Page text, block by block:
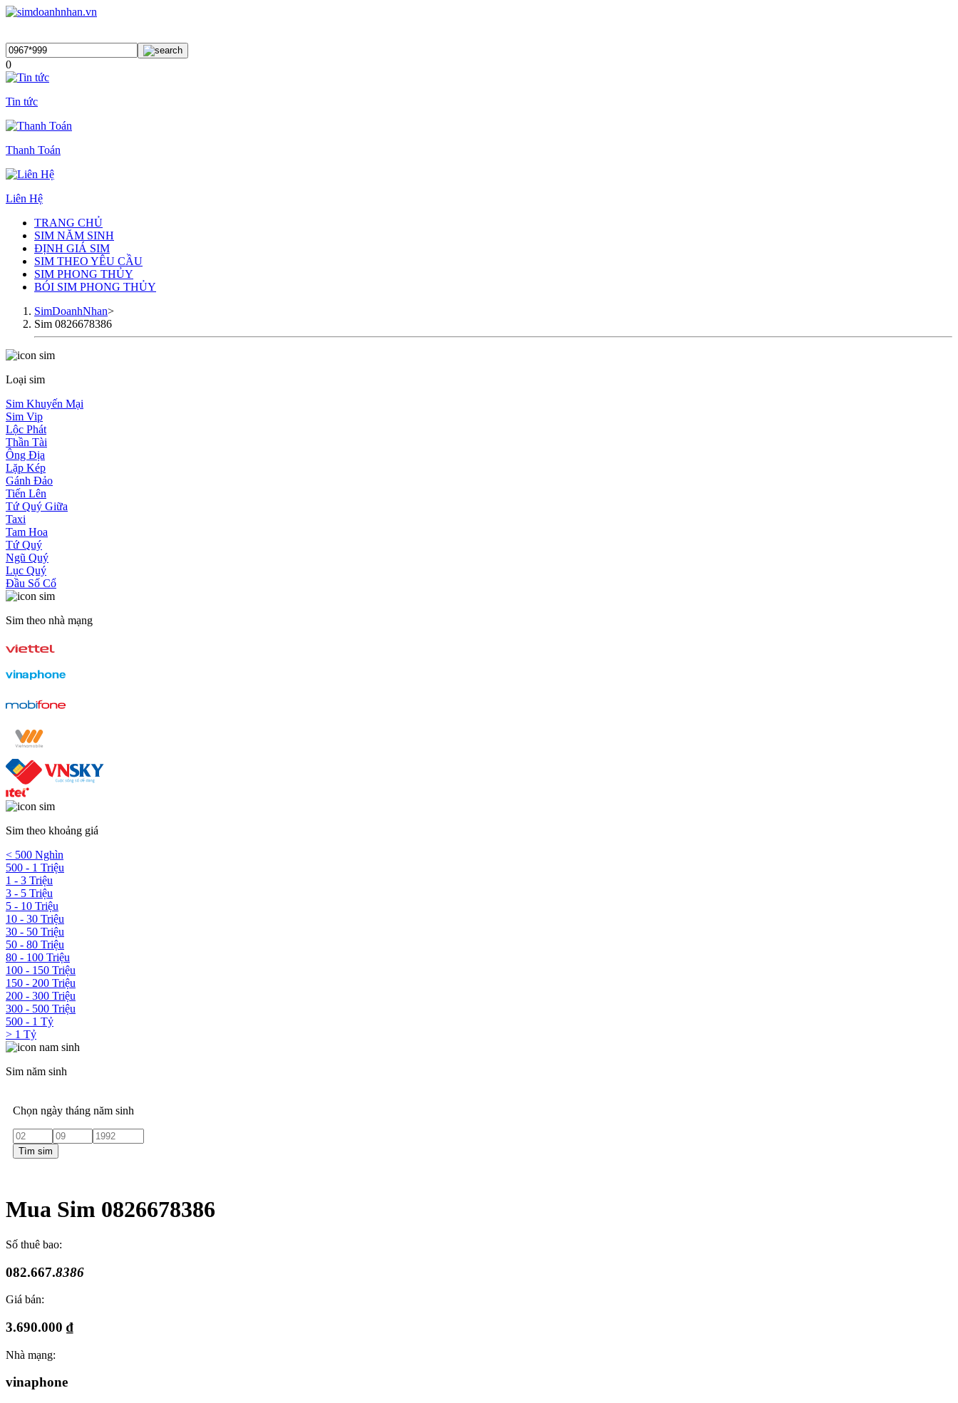
0
Tin tức
Thanh Toán
Liên Hệ
TRANG CHỦ
SIM NĂM SINH
ĐỊNH GIÁ SIM
SIM THEO YÊU CẦU
SIM PHONG THỦY
BÓI SIM PHONG THỦY
SimDoanhNhan>
Sim 0826678386
Loại sim
Sim Khuyến Mại
Sim Vip
Lộc Phát
Thần Tài
Ông Địa
Lặp Kép
Gánh Đảo
Tiến Lên
Tứ Quý Giữa
Taxi
Tam Hoa
Tứ Quý
Ngũ Quý
Lục Quý
Đầu Số Cổ
Sim theo nhà mạng
Sim theo khoảng giá
< 500 Nghìn
500 - 1 Triệu
1 - 3 Triệu
3 - 5 Triệu
5 - 10 Triệu
10 - 30 Triệu
30 - 50 Triệu
50 - 80 Triệu
80 - 100 Triệu
100 - 150 Triệu
150 - 200 Triệu
200 - 300 Triệu
300 - 500 Triệu
500 - 1 Tỷ
> 1 Tỷ
Sim năm sinh
Chọn ngày tháng năm sinh
Tìm sim
Mua Sim 0826678386
Số thuê bao:
082.667.8386
Giá bán:
3.690.000 ₫
Nhà mạng:
vinaphone